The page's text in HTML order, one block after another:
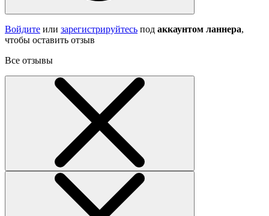
Войдите или зарегистрируйтесь под аккаунтом ланнера,
чтобы оставить отзыв
Все отзывы